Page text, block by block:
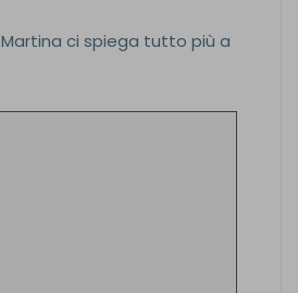
Martina ci spiega tutto più a